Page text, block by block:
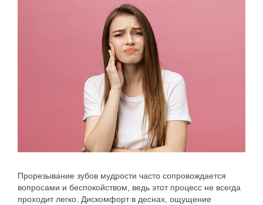
Прорезывание зубов мудрости часто сопровождается
вопросами и беспокойством, ведь этот процесс не всегда
проходит легко. Дискомфорт в деснах, ощущение